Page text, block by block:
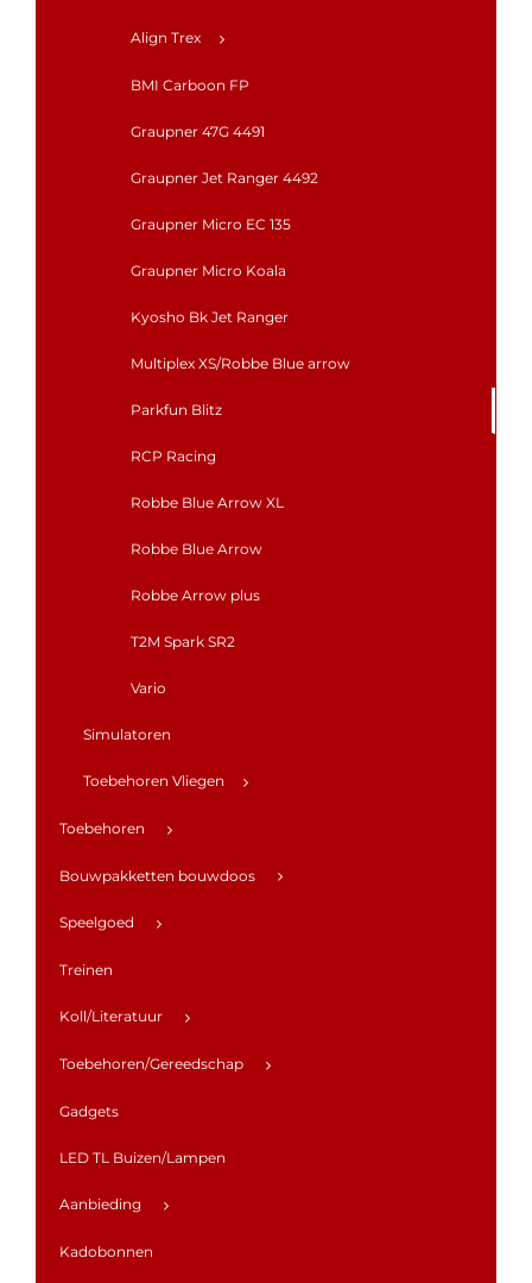
Align Trex
BMI Carboon FP
Graupner 47G 4491
Graupner Jet Ranger 4492
Graupner Micro EC 135
Graupner Micro Koala
Kyosho Bk Jet Ranger
Multiplex XS/Robbe Blue arrow
Parkfun Blitz
RCP Racing
Robbe Blue Arrow XL
Robbe Blue Arrow
Robbe Arrow plus
T2M Spark SR2
Vario
Simulatoren
Toebehoren Vliegen
Toebehoren
Bouwpakketten bouwdoos
Speelgoed
Treinen
Koll/Literatuur
Toebehoren/Gereedschap
Gadgets
LED TL Buizen/Lampen
Aanbieding
Kadobonnen